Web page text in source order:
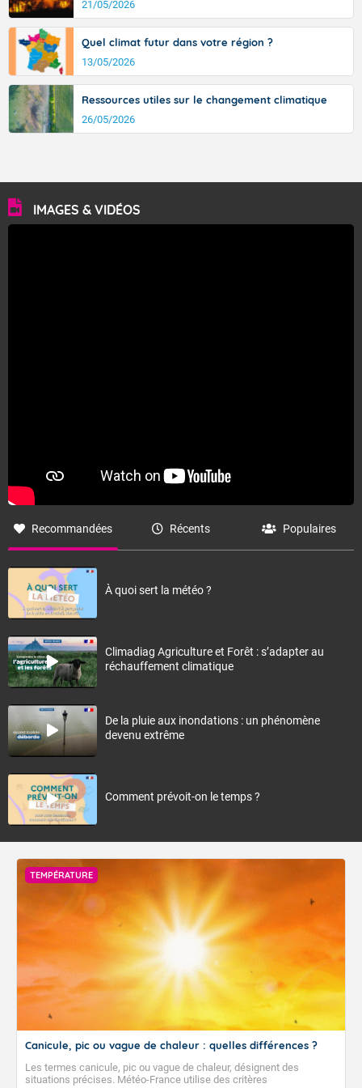
21/05/2026
Quel climat futur dans votre région ?
13/05/2026
Ressources utiles sur le changement climatique
26/05/2026
IMAGES & VIDÉOS
Recommandées Récents Populaires
À quoi sert la météo ?
Climadiag Agriculture et Forêt : s’adapter au
réchauffement climatique
De la pluie aux inondations : un phénomène
devenu extrême
Comment prévoit-on le temps ?
TEMPÉRATURE
Canicule, pic ou vague de chaleur : quelles différences ?
Les termes canicule, pic ou vague de chaleur, désignent des
situations précises. Météo-France utilise des critères